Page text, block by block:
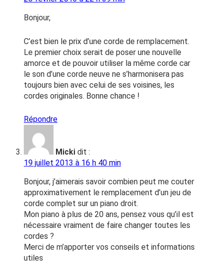
Bonjour,
C’est bien le prix d’une corde de remplacement.
Le premier choix serait de poser une nouvelle
amorce et de pouvoir utiliser la même corde car
le son d’une corde neuve ne s’harmonisera pas
toujours bien avec celui de ses voisines, les
cordes originales. Bonne chance !
Répondre
Micki dit :
19 juillet 2013 à 16 h 40 min
Bonjour, j’aimerais savoir combien peut me couter
approximativement le remplacement d’un jeu de
corde complet sur un piano droit.
Mon piano à plus de 20 ans, pensez vous qu’il est
nécessaire vraiment de faire changer toutes les
cordes ?
Merci de m’apporter vos conseils et informations
utiles